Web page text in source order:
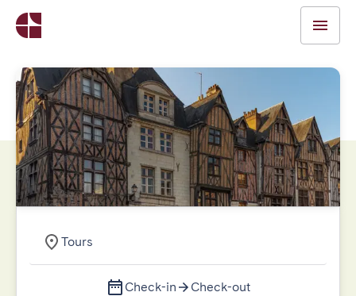
Tours
Check-in Check-out